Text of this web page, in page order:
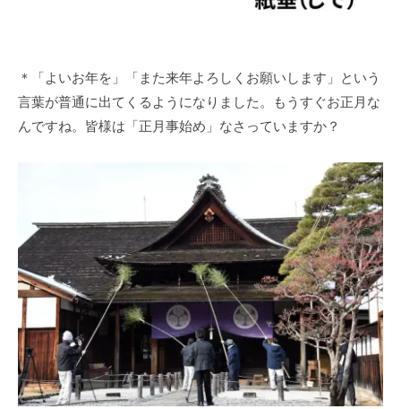
＊「よいお年を」「また来年よろしくお願いします」という
言葉が普通に出てくるようになりました。もうすぐお正月な
んですね。皆様は「正月事始め」なさっていますか？